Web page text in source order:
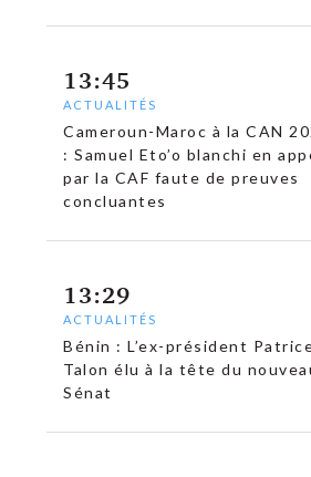
13:45
ACTUALITÉS
Cameroun-Maroc à la CAN
: Samuel Eto’o blanchi en
par la CAF faute de preuves
concluantes
13:29
ACTUALITÉS
Bénin : L’ex-président
Talon élu à la tête du
Sénat